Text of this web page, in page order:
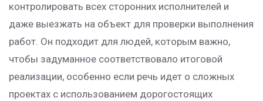
контролировать всех сторонних исполнителей и
даже выезжать на объект для проверки выполнения
работ. Он подходит для людей, которым важно,
чтобы задуманное соответствовало итоговой
реализации, особенно если речь идет о сложных
проектах с использованием дорогостоящих